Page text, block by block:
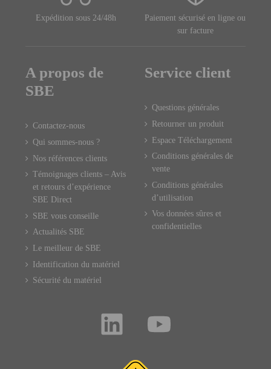
Expédition sous 24/48h
Paiement sécurisé en ligne ou
sur facture
A propos de
SBE
Contactez-nous
Qui sommes-nous ?
Nos références clients
Témoignages clients – Avis
et retours d’expérience
SBE Direct
SBE vous conseille
Actualités SBE
Le meilleur de SBE
Identification du matériel
Sécurité du matériel
Service client
Questions générales
Retourner un produit
Espace Téléchargement
Conditions générales de
vente
Conditions générales
d’utilisation
Vos données sûres et
confidentielles